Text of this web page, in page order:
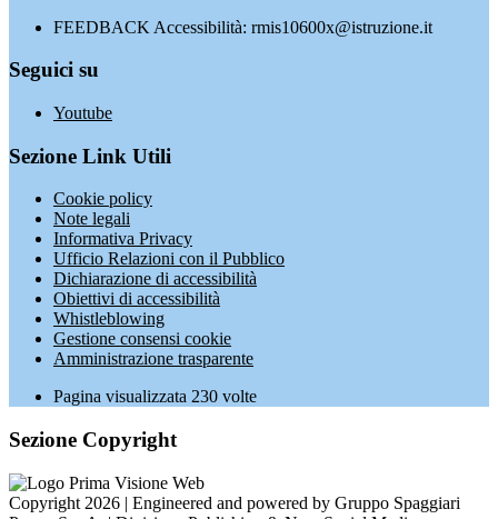
FEEDBACK Accessibilità: rmis10600x@istruzione.it
Seguici su
Youtube
Sezione Link Utili
Cookie policy
Note legali
Informativa Privacy
Ufficio Relazioni con il Pubblico
Dichiarazione di accessibilità
Obiettivi di accessibilità
Whistleblowing
Gestione consensi cookie
Amministrazione trasparente
Pagina visualizzata 230 volte
Sezione Copyright
Copyright 2026 | Engineered and powered by Gruppo Spaggiari